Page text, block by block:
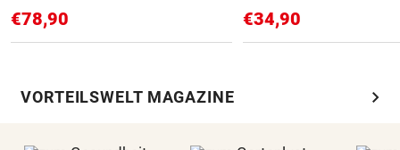
€78,90 €34,90
VORTEILSWELT MAGAZINE chevron_right